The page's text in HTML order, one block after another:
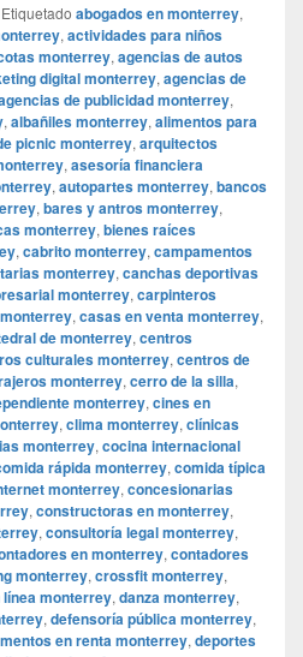
Etiquetado abogados en monterrey,
, actividades para niños
monterrey, agencias de autos
digital monterrey, agencias de
de publicidad monterrey,
, albañiles monterrey, alimentos para
picnic monterrey, arquitectos
, asesoría financiera
, autopartes monterrey, bancos
, bares y antros monterrey,
monterrey, bienes raíces
, cabrito monterrey, campamentos
monterrey, canchas deportivas
monterrey, carpinteros
, casas en venta monterrey,
de monterrey, centros
culturales monterrey, centros de
monterrey, cerro de la silla,
monterrey, cines en
, clima monterrey, clínicas
monterrey, cocina internacional
rápida monterrey, comida típica
monterrey, concesionarias
, constructoras en monterrey,
, consultoría legal monterrey,
en monterrey, contadores
monterrey, crossfit monterrey,
monterrey, danza monterrey,
, defensoría pública monterrey,
en renta monterrey, deportes